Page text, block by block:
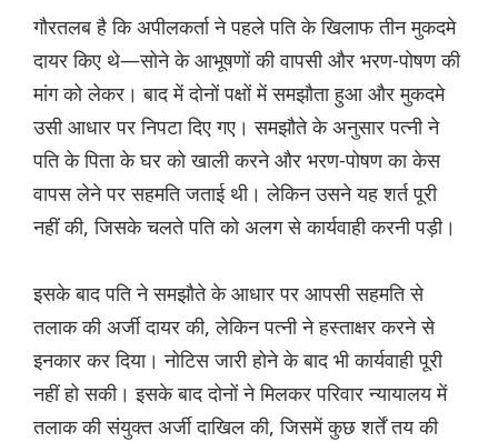
गौरतलब है कि अपीलकर्ता ने पहले पति के खिलाफ तीन मुकदमे
दायर किए थे—सोने के आभूषणों की वापसी और भरण-पोषण की
मांग को लेकर। बाद में दोनों पक्षों में समझौता हुआ और मुकदमे
उसी आधार पर निपटा दिए गए। समझौते के अनुसार पत्नी ने
पति के पिता के घर को खाली करने और भरण-पोषण का केस
वापस लेने पर सहमति जताई थी। लेकिन उसने यह शर्त पूरी
नहीं की, जिसके चलते पति को अलग से कार्यवाही करनी पड़ी।
इसके बाद पति ने समझौते के आधार पर आपसी सहमति से
तलाक की अर्जी दायर की, लेकिन पत्नी ने हस्ताक्षर करने से
इनकार कर दिया। नोटिस जारी होने के बाद भी कार्यवाही पूरी
नहीं हो सकी। इसके बाद दोनों ने मिलकर परिवार न्यायालय में
तलाक की संयुक्त अर्जी दाखिल की, जिसमें कुछ शर्तें तय की